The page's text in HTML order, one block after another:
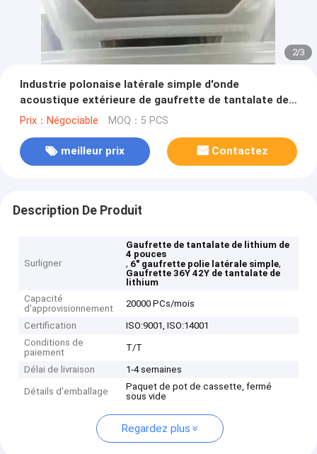
2/3
Industrie polonaise latérale simple d'onde
acoustique extérieure de gaufrette de tantalate de
lithium de 4 pouces
Prix：Négociable MOQ：5 PCS
meilleur prix Contactez
Description De Produit
Surligner
Gaufrette de tantalate de lithium de
4 pouces
, 6" gaufrette polie latérale simple,
Gaufrette 36Y 42Y de tantalate de
lithium
Capacité
d'approvisionnement
20000 PCs/mois
Certification
ISO:9001, ISO:14001
Conditions de
paiement
T/T
Délai de livraison 1-4 semaines
Détails d'emballage
Paquet de pot de cassette, fermé
sous vide
Regardez plus